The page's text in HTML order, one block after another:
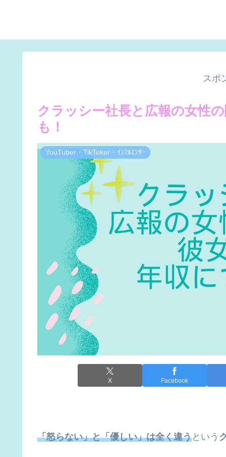
スポ
クラッシー社長と広報の女性
も！
YouTuber・TikToker・ｲﾝﾌﾙｴﾝｻｰ
X Facebook
「怒らない」と「優しい」は全く違うという